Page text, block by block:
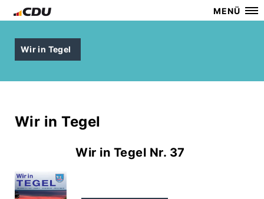
MENÜ
Wir in Tegel
Wir in Tegel
Wir in Tegel Nr. 37